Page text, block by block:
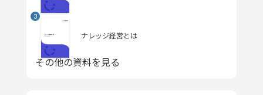
ナレッジ経営とは
その他の資料を見る